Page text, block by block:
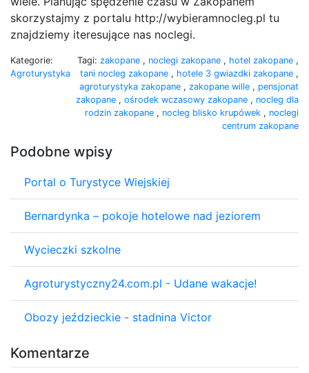
skorzystajmy z portalu http://wybieramnocleg.pl tu
znajdziemy iteresujące nas noclegi.
Kategorie:
Agroturystyka
Tagi: zakopane , noclegi zakopane , hotel zakopane ,
tani nocleg zakopane , hotele 3 gwiazdki zakopane ,
agroturystyka zakopane , zakopane wille , pensjonat
zakopane , ośrodek wczasowy zakopane , nocleg dla
rodzin zakopane , nocleg blisko krupówek , noclegi
centrum zakopane
Podobne wpisy
Portal o Turystyce Wiejskiej
Bernardynka – pokoje hotelowe nad jeziorem
Wycieczki szkolne
Agroturystyczny24.com.pl - Udane wakacje!
Obozy jeździeckie - stadnina Victor
Komentarze